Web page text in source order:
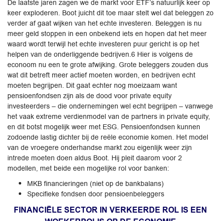
De laatste jaren zagen we de markt voor ETF’s natuurlijk keer op
keer exploderen. Boot juicht dit toe maar stelt wel dat beleggen zo
verder af gaat wijken van het echte investeren. Beleggen is nu
meer geld stoppen in een onbekend iets en hopen dat het meer
waard wordt terwijl het echte investeren puur gericht is op het
helpen van de onderliggende bedrijven.6 Hier is volgens de
econoom nu een te grote afwijking. Grote beleggers zouden dus
wat dit betreft meer actief moeten worden, en bedrijven echt
moeten begrijpen. Dit gaat echter nog moeizaam want
pensioenfondsen zijn als de dood voor private equity
investeerders – die ondernemingen wel echt begrijpen – vanwege
het vaak extreme verdienmodel van de partners in private equity,
en dit botst mogelijk weer met ESG. Pensioenfondsen kunnen
zodoende lastig dichter bij de reële economie komen. Het model
van de vroegere onderhandse markt zou eigenlijk weer zijn
intrede moeten doen aldus Boot. Hij pleit daarom voor 2
modellen, met beide een mogelijke rol voor banken:
MKB financieringen (niet op de bankbalans)
Specifieke fondsen door pensioenbeleggers
FINANCIËLE SECTOR IN VERKEERDE ROL IS EEN